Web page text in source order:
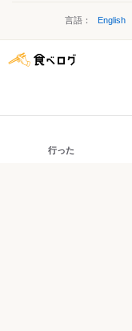
言語： English
行った